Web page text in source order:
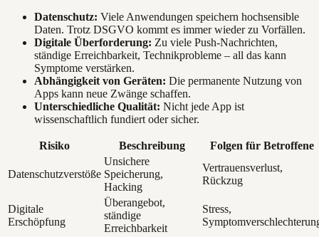
Datenschutz: Viele Anwendungen speichern hochsensible
Daten. Trotz DSGVO kommt es immer wieder zu Vorfällen.
Digitale Überforderung: Zu viele Push-Nachrichten,
ständige Erreichbarkeit, Technikprobleme – all das kann
Symptome verstärken.
Abhängigkeit von Geräten: Die permanente Nutzung von
Apps kann neue Zwänge schaffen.
Unterschiedliche Qualität: Nicht jede App ist
wissenschaftlich fundiert oder sicher.
Risiko Beschreibung Folgen für Betroffene
Datenschutzverstöße
Unsichere
Speicherung,
Hacking
Vertrauensverlust,
Rückzug
Digitale
Erschöpfung
Überangebot,
ständige
Erreichbarkeit
Stress,